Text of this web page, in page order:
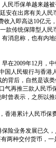
民币保单越来越被
安在出席有关人
收入即高达10亿元
款传统保障型人
消息称，也有内
在2009年12月，
国人民银行与香港
背后，自然是该类
气再推三款人民币
曾表示，之所以
香港累计人民币
险业务发展已久
两种交付货币，